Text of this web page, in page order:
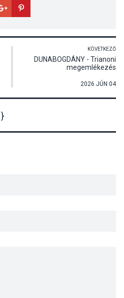
KÖVETKEZŐ
DUNABOGDÁNY - Trianoni
megemlékezés
2026 JÚN 04